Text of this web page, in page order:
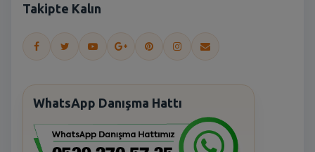
Takipte Kalın
WhatsApp Danışma Hattı